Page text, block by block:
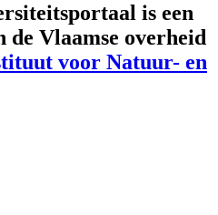
is een
de Vlaamse overheid
voor Natuur- en